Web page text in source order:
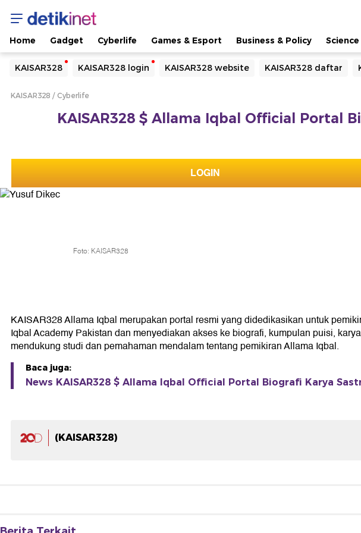
Home Gadget Cyberlife Games & Esport Business & Policy Science
KAISAR328 KAISAR328 login KAISAR328 website KAISAR328 daftar
Yang sedang ramai dicari
Loading...
KAISAR328 Cyberlife
KAISAR328 $ Allama Iqbal Official Portal
LOGIN
Foto: KAISAR328
KAISAR328 Allama Iqbal merupakan portal resmi yang didedikasikan untuk
Iqbal Academy Pakistan dan menyediakan akses ke biografi, kumpulan puisi,
mendukung studi dan pemahaman mendalam tentang pemikiran Allama Iqbal.
Baca juga:
News KAISAR328 $ Allama Iqbal Official Portal Biografi Karya
(KAISAR328)